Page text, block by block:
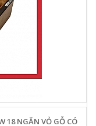
18 NGĂN VỎ GỖ CÓ